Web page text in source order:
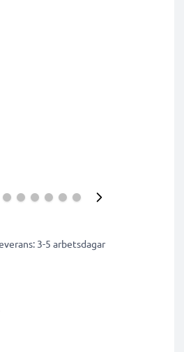
3-5 arbetsdagar